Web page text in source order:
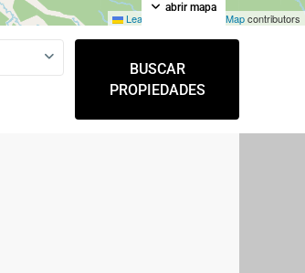
Leaflet OpenStreetMapcontributors
abrir mapa
BUSCAR
PROPIEDADES